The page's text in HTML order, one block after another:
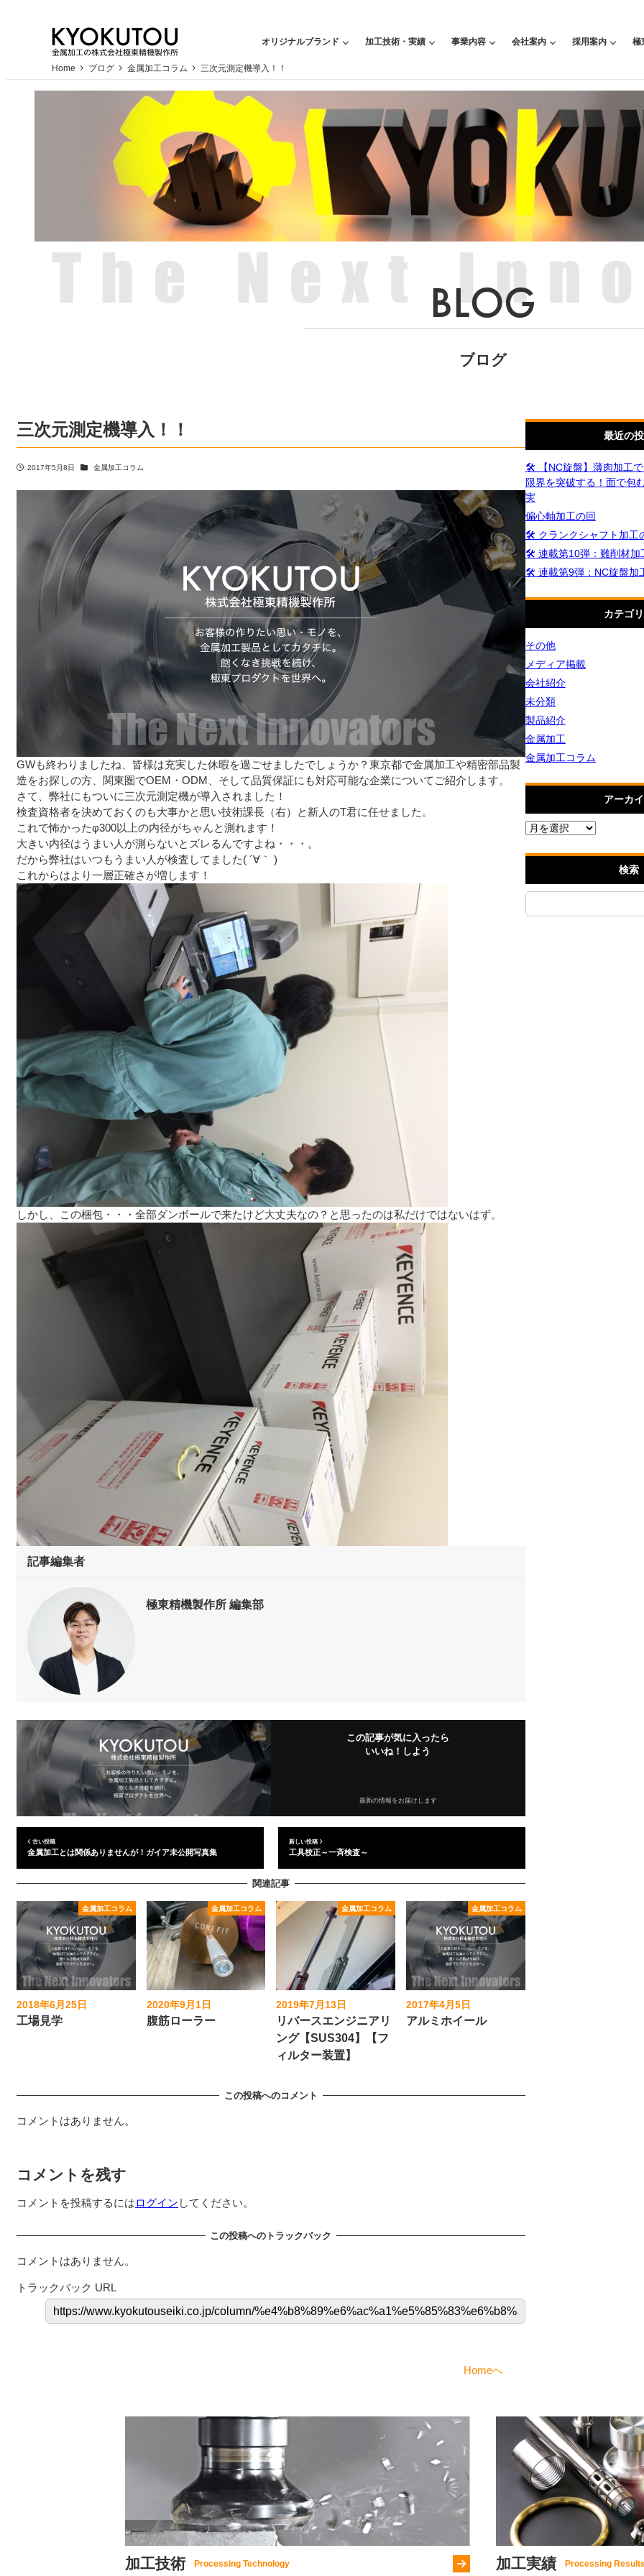
オリジナルブランド 加工技術・実績 事業内容 会社案内 採用案内 極
Home ブログ 金属加工コラム 三次元測定機導入！！
ブログ
三次元測定機導入！！
投稿日
2017年5月8日 カテゴリー
金属加工コラム
GWも終わりましたね、皆様は充実した休暇を過ごせましたでしょうか？東京都で金属加工や精密部品製
造をお探しの方、関東圏でOEM・ODM、そして品質保証にも対応可能な企業についてご紹介します。
さて、弊社にもついに三次元測定機が導入されました！
検査資格者を決めておくのも大事かと思い技術課長（右）と新人のT君に任せました。
これで怖かったφ300以上の内径がちゃんと測れます！
大きい内径はうまい人が測らないとズレるんですよね・・・。
だから弊社はいつもうまい人が検査してました( ´∀｀ )
これからはより一層正確さが増します！
しかし、この梱包・・・全部ダンボールで来たけど大丈夫なの？と思ったのは私だけではないはず。
極東精機製作所 編集部
この記事が気に入ったら
いいね！しよう
最新の情報をお届けします
古い投稿
金属加工とは関係ありませんが！ガイア未公開写真集
新しい投稿
工具校正～一斉検査～
関連記事
金属加工コラム
工場見学
投稿日
2018年6月25日
金属加工コラム
腹筋ローラー
投稿日
2020年9月1日
金属加工コラム
リバースエンジニアリ
ング【SUS304】【フ
ィルター装置】
投稿日
2019年7月13日
金属加工コラム
アルミホイール
投稿日
2017年4月5日
この投稿へのコメント
コメントはありません。
コメントを残す
コメントを投稿するにはログイン してください。
この投稿へのトラックバック
コメントはありません。
トラックバック URL
最近の
🛠️ 【NC旋盤】薄肉加工
限界を突破する！面で包
実
偏心軸加工の回
🛠️ クランクシャフト加工
🛠️ 連載第10弾：難削材加
🛠️ 連載第9弾：NC旋盤加
カテゴ
その他
メディア掲載
会社紹介
未分類
製品紹介
金属加工
金属加工コラム
アーカ
検索
Homeへ
加工技術 加工実績